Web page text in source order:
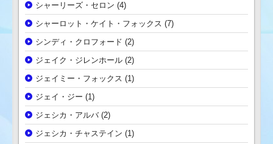
シャーリーズ・セロン (4)
シャーロット・ケイト・フォックス (7)
シンディ・クロフォード (2)
ジェイク・ジレンホール (2)
ジェイミー・フォックス (1)
ジェイ・ジー (1)
ジェシカ・アルバ(2)
ジェシカ・チャステイン (1)